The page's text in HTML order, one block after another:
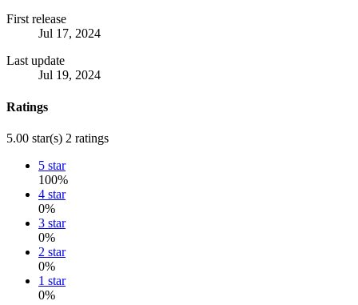
First release
Jul 17, 2024
Last update
Jul 19, 2024
Ratings
5.00 star(s) 2 ratings
5 star
100%
4 star
0%
3 star
0%
2 star
0%
1 star
0%